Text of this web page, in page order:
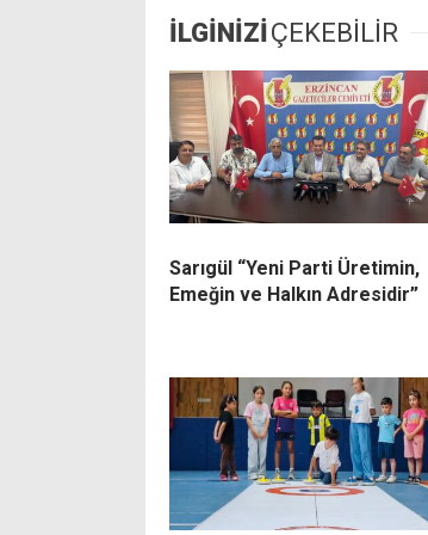
İLGİNİZİ ÇEKEBİLİR
Sarıgül “Yeni Parti Üretimin,
Emeğin ve Halkın Adresidir”